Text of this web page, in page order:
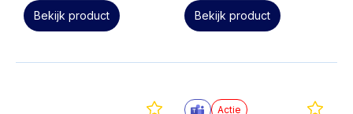
Bekijk product
Bekijk product
Actie